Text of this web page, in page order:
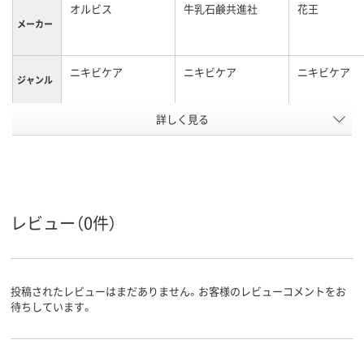
メーカー
オルビス 牛乳石鹸共進社 花王
ジャンル ニキビケア ニキビケア ニキビケア
5
詳しく見る
レビュー（0件）
投稿されたレビューはまだありません。お客様のレビューコメントをお
待ちしています。